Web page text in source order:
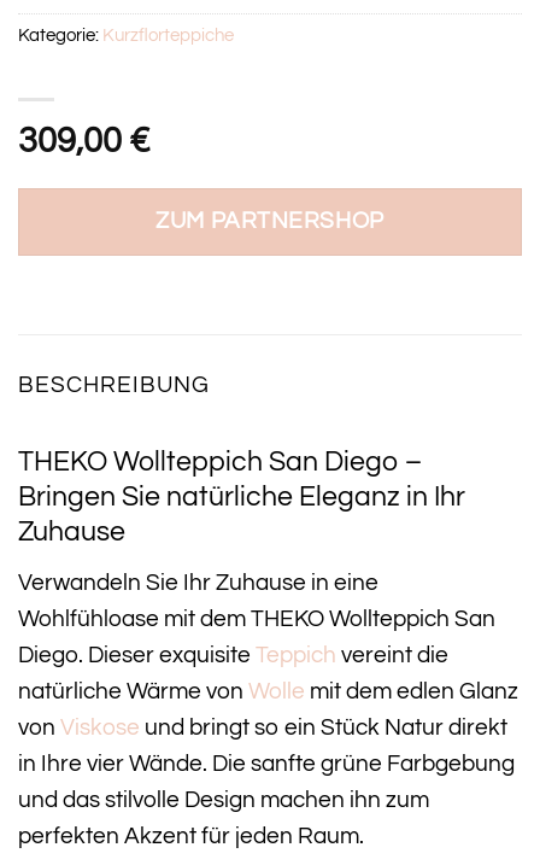
309,00 €
ZUM PARTNERSHOP
Kategorie: Kurzflorteppiche
BESCHREIBUNG
THEKO Wollteppich San Diego –
Bringen Sie natürliche Eleganz in Ihr
Zuhause
Verwandeln Sie Ihr Zuhause in eine
Wohlfühloase mit dem THEKO Wollteppich San
Diego. Dieser exquisite Teppich vereint die
natürliche Wärme von Wolle mit dem edlen Glanz
von Viskose und bringt so ein Stück Natur direkt
in Ihre vier Wände. Die sanfte grüne Farbgebung
und das stilvolle Design machen ihn zum
perfekten Akzent für jeden Raum.